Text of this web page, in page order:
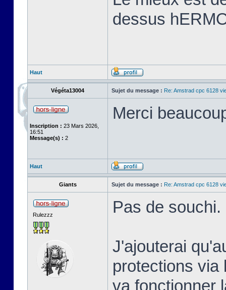
dessus
Haut
Végéta13004 Sujet du message : Re: Amstrad cpc 6128
Inscription : 23 Mars 2026,
16:51
Message(s) : 2
Merci
Haut
Giants Sujet du message : Re: Amstrad cpc 6128
Rulezzz Pas de souchi.
J'ajouterai
protections via
va fonctionner